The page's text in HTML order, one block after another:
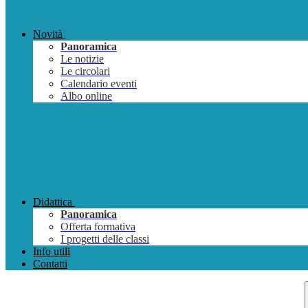
Novità
Panoramica
Le notizie
Le circolari
Calendario eventi
Albo online
Didattica
Panoramica
Offerta formativa
I progetti delle classi
Info utili
Contatti